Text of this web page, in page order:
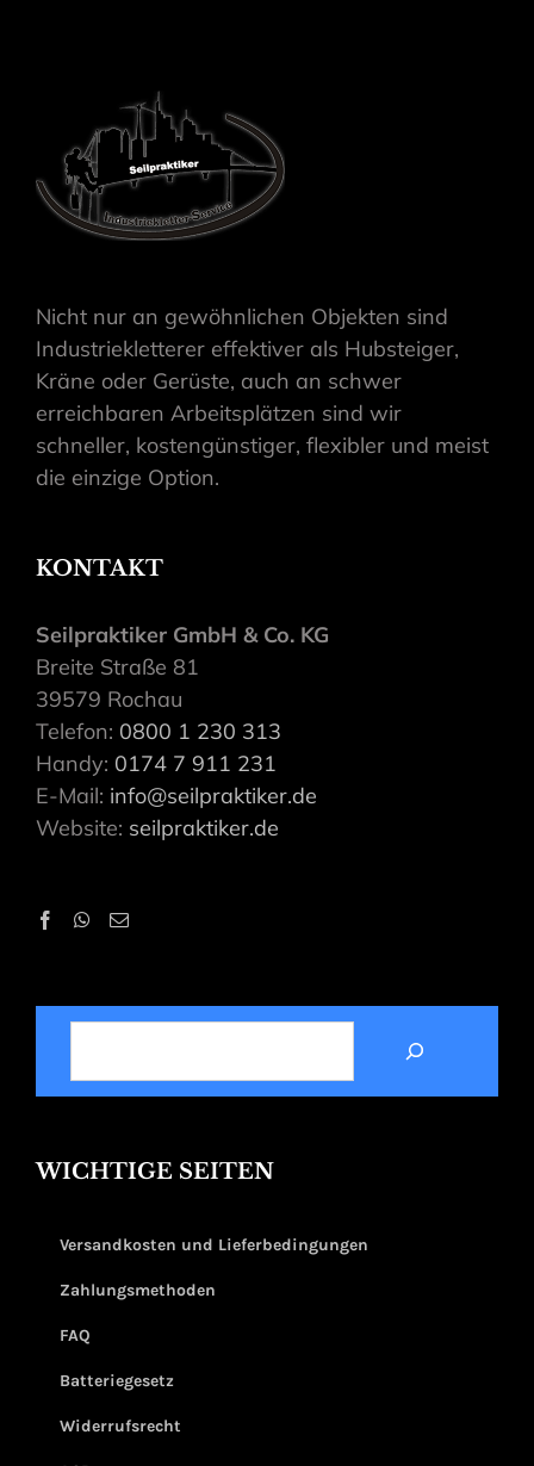
Nicht nur an gewöhnlichen Objekten sind
Industriekletterer effektiver als Hubsteiger,
Kräne oder Gerüste, auch an schwer
erreichbaren Arbeitsplätzen sind wir
schneller, kostengünstiger, flexibler und meist
die einzige Option.
KONTAKT
Seilpraktiker GmbH & Co. KG
Breite Straße 81
39579 Rochau
Telefon: 0800 1 230 313
Handy: 0174 7 911 231
E-Mail: info@seilpraktiker.de
Website: seilpraktiker.de
SUCHEN
WICHTIGE SEITEN
Versandkosten und Lieferbedingungen
Zahlungsmethoden
FAQ
Batteriegesetz
Widerrufsrecht